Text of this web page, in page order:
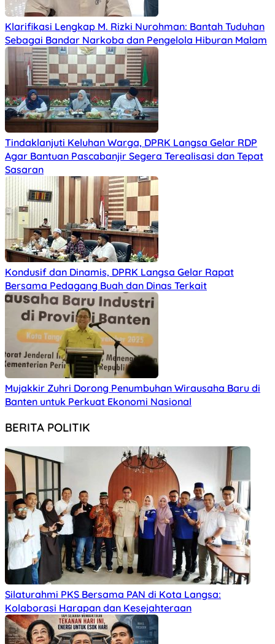
Klarifikasi Lengkap M. Rizki Nurohman: Bantah Tuduhan
Sebagai Bandar Narkoba dan Pengelola Hiburan Malam
Tindaklanjuti Keluhan Warga, DPRK Langsa Gelar RDP
Agar Bantuan Pascabanjir Segera Terealisasi dan Tepat
Sasaran
Kondusif dan Dinamis, DPRK Langsa Gelar Rapat
Bersama Pedagang Buah dan Dinas Terkait
Mujakkir Zuhri Dorong Penumbuhan Wirausaha Baru di
Banten untuk Perkuat Ekonomi Nasional
BERITA POLITIK
Silaturahmi PKS Bersama PAN di Kota Langsa:
Kolaborasi Harapan dan Kesejahteraan